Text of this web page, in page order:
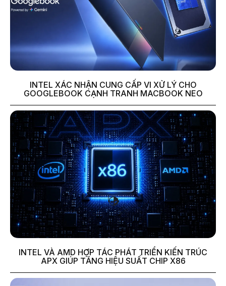
INTEL XÁC NHẬN CUNG CẤP VI XỬ LÝ CHO
GOOGLEBOOK CẠNH TRANH MACBOOK NEO
INTEL VÀ AMD HỢP TÁC PHÁT TRIỂN KIẾN TRÚC
APX GIÚP TĂNG HIỆU SUẤT CHIP X86